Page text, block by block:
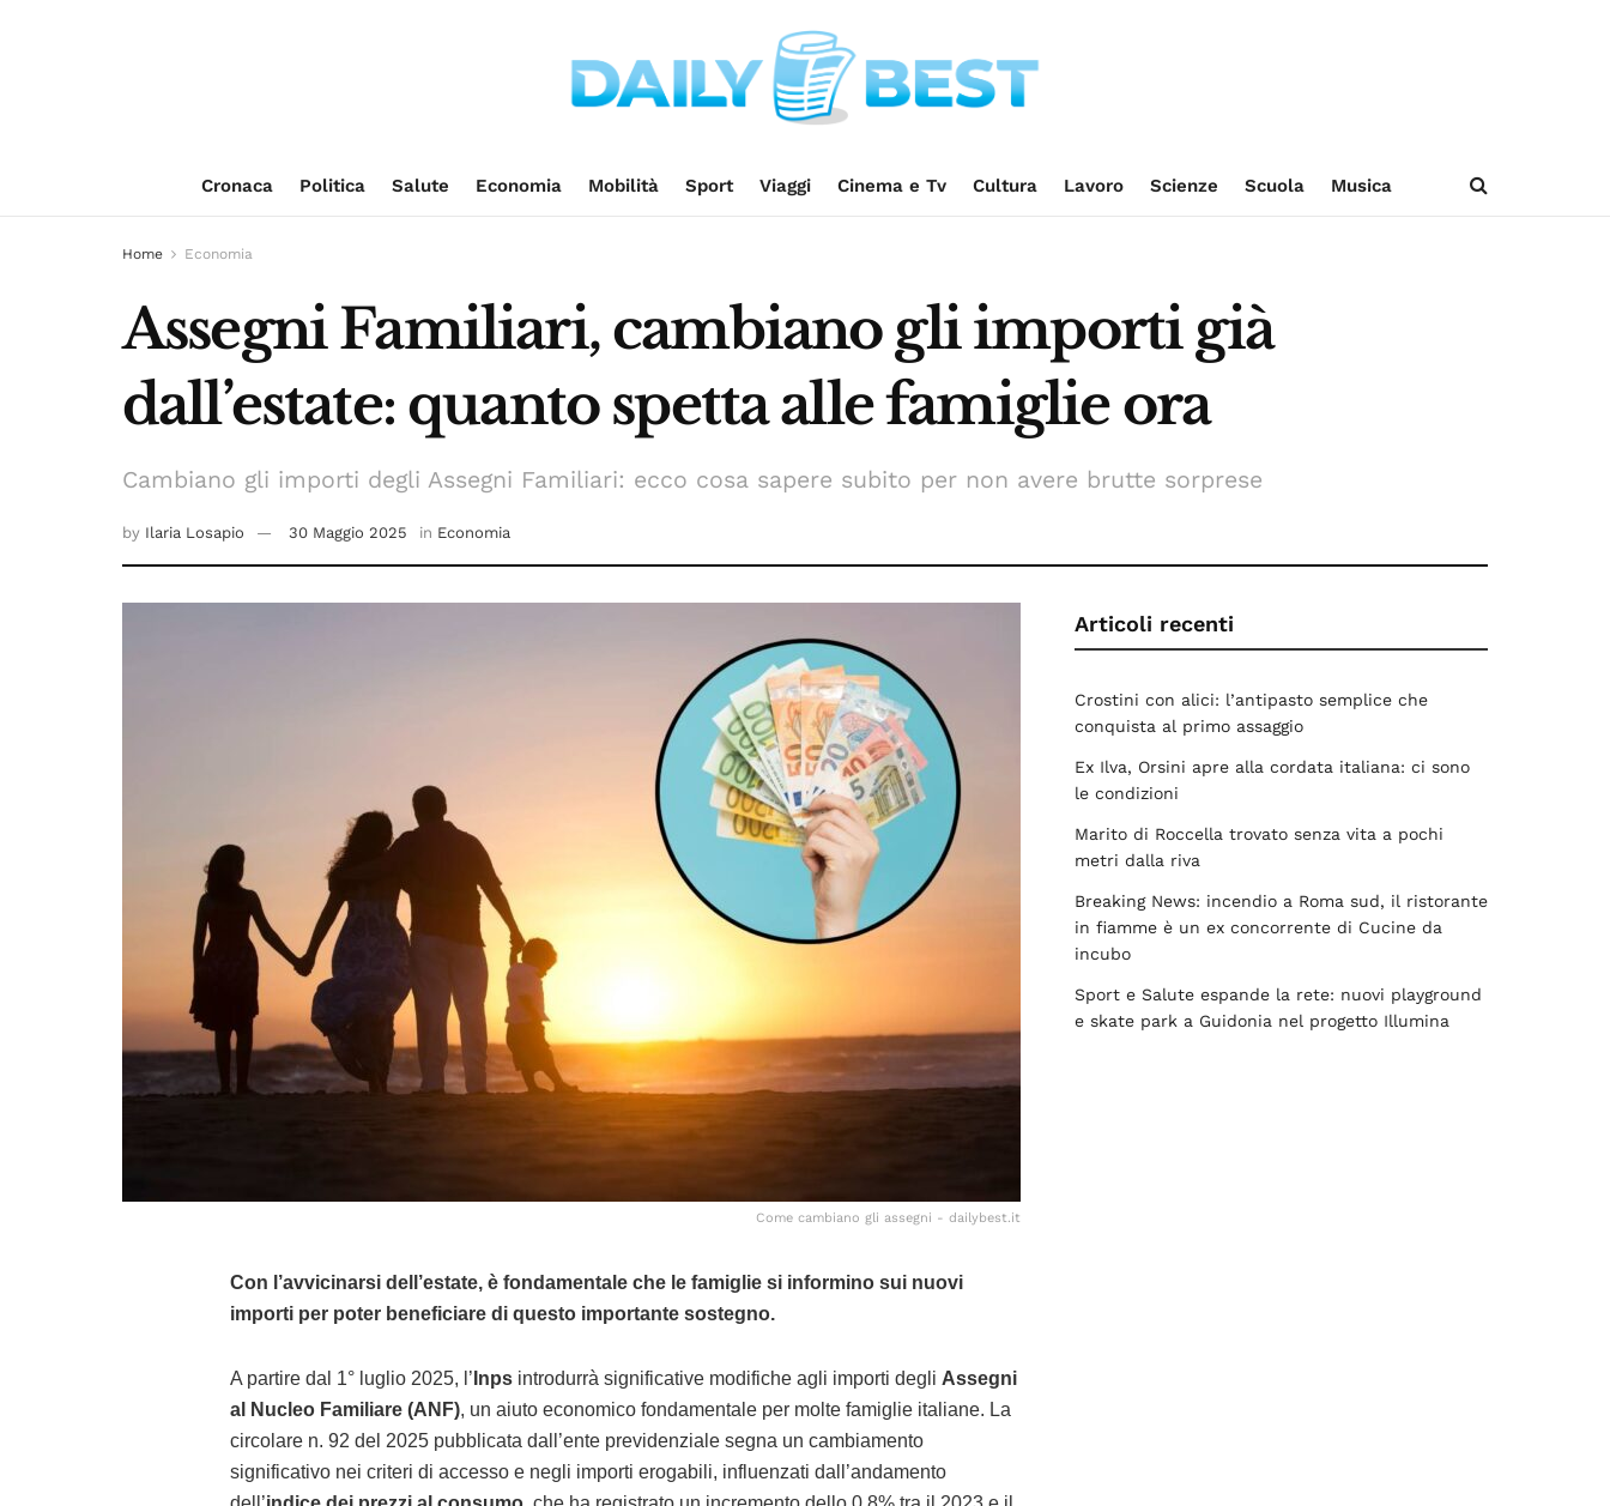
Cronaca Politica Salute Economia Mobilità Sport Viaggi Cinema e Tv Cultura Lavoro Scienze Scuola Musica
Home Economia
Assegni Familiari, cambiano gli importi già
dall’estate: quanto spetta alle famiglie ora
Cambiano gli importi degli Assegni Familiari: ecco cosa sapere subito per non avere brutte sorprese
by Ilaria Losapio 30 Maggio 2025 in Economia
Come cambiano gli assegni - dailybest.it
Con l’avvicinarsi dell’estate, è fondamentale che le famiglie si informino sui nuovi
importi per poter beneficiare di questo importante sostegno.
A partire dal 1° luglio 2025, l’ Inps introdurrà significative modifiche agli importi degli Assegni
al Nucleo Familiare (ANF), un aiuto economico fondamentale per molte famiglie italiane. La
circolare n. 92 del 2025 pubblicata dall’ente previdenziale segna un cambiamento
significativo nei criteri di accesso e negli importi erogabili, influenzati dall’andamento
Articoli recenti
Crostini con alici: l’antipasto semplice che
conquista al primo assaggio
Ex Ilva, Orsini apre alla cordata italiana: ci sono
le condizioni
Marito di Roccella trovato senza vita a pochi
metri dalla riva
Breaking News: incendio a Roma sud, il ristorante
in fiamme è un ex concorrente di Cucine da
incubo
Sport e Salute espande la rete: nuovi playground
e skate park a Guidonia nel progetto Illumina